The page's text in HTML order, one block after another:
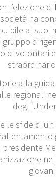
l’elezione di
ha
al suo
gruppo
di volontari
alla
regionali
degli
le sfide di
presidente